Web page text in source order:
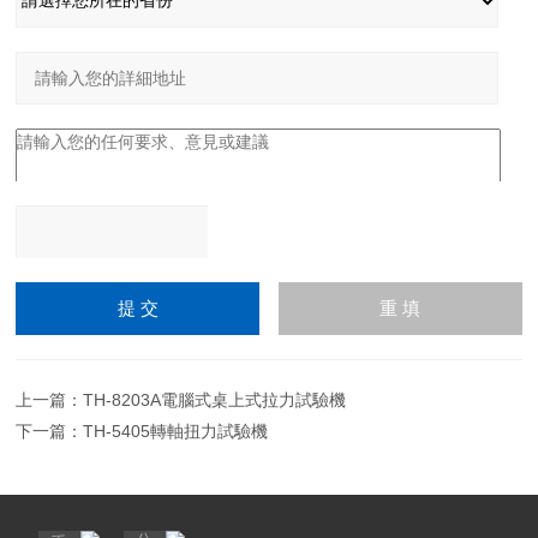
請輸入計算結果（填寫阿
=7
上一篇：TH-8203A電腦式桌上式拉力試驗機
下一篇：TH-5405轉軸扭力試驗機